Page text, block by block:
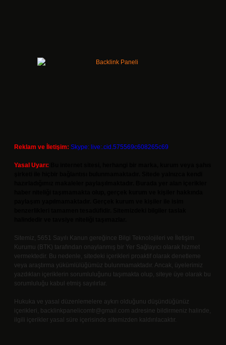
Reklam ve İletişim: Skype: live:.cid.575569c608265c69
Yasal Uyarı:
Sitemiz, 5651 Sayılı Kanun gereğince Bilgi Teknolojileri ve İletişim
Kurumu (BTK) tarafından onaylanmış bir Yer Sağlayıcı olarak hizmet
vermektedir. Bu nedenle, sitedeki içerikleri proaktif olarak denetleme
veya araştırma yükümlülüğümüz bulunmamaktadır. Ancak, üyelerimiz
yazdıkları içeriklerin sorumluluğunu taşımakta olup, siteye üye olarak bu
sorumluluğu kabul etmiş sayılırlar.
Hukuka ve yasal düzenlemelere aykırı olduğunu düşündüğünüz
içerikleri, backlinkpanelicomtr@gmail.com adresine bildirmeniz halinde,
ilgili içerikler yasal süre içerisinde sitemizden kaldırılacaktır.